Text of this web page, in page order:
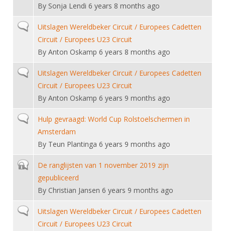
Evenement
Website
Gebruiksvoorwaarden
Handleiding
Historie
Ledencijfers
Sponsors en Partners
Organisatie
Bestuur
Commissies
Ereleden
Leden van Verdiensten
Vacatures
Bondsbureau
Contact
Medewerkers
Samenwerking
Lichtzwaardschermen
Wedstrijdsport
Ranglijsten
Inschrijven
Reglementen
Materiaal
Schermpaspoort
Rolstoelschermen
Wedstrijdkalender
KNAS Keurmerk
NK's
Oranje
FBT
Talentontwikkeling
Atletencommissie
Internationale Titeltoernooien
Internationale aanmeldingen
Spreekbeurtpakket
Ouders en vereniging
Jeugdkampen
Brassardsysteem
Voor coaches en leraren
Nieuws
Nationale opleidingen
Internationale opleidingen
Opleidingen
Voor scheidsrechters
Nieuws
Schermforum
Nieuws
Zoek Vereniging
Contact
NK organiseren
By Sonja Lendi 6 years 8 months ago
Normal topicUitslagen Wereldbeker Circuit / Europees Cadetten
Circuit / Europees U23 Circuit
By Anton Oskamp 6 years 8 months ago
Normal topicUitslagen Wereldbeker Circuit / Europees Cadetten
Circuit / Europees U23 Circuit
By Anton Oskamp 6 years 9 months ago
Normal topicHulp gevraagd: World Cup Rolstoelschermen in
Amsterdam
By Teun Plantinga 6 years 9 months ago
Closed topicDe ranglijsten van 1 november 2019 zijn
gepubliceerd
By Christian Jansen 6 years 9 months ago
Normal topicUitslagen Wereldbeker Circuit / Europees Cadetten
Circuit / Europees U23 Circuit